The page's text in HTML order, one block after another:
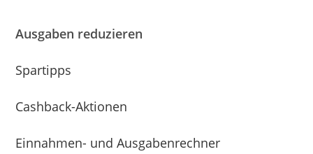
Ausgaben reduzieren
Spartipps
Cashback-Aktionen
Einnahmen- und Ausgabenrechner